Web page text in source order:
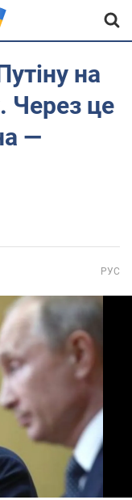
на
Через це
—
РУС